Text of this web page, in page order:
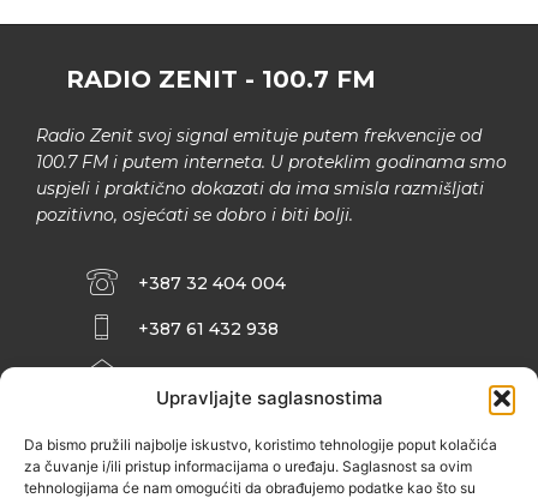
Upravljajte saglasnostima
Da bismo pružili najbolje iskustvo, koristimo tehnologije poput kolačića
za čuvanje i/ili pristup informacijama o uređaju. Saglasnost sa ovim
tehnologijama će nam omogućiti da obrađujemo podatke kao što su
RADIO ZENIT - 100.7 FM
Radio Zenit svoj signal emituje putem frekvencije od
100.7 FM i putem interneta. U proteklim godinama smo
uspjeli i praktično dokazati da ima smisla razmišljati
pozitivno, osjećati se dobro i biti bolji.
+387 32 404 004
+387 61 432 938
INFO@ZENIT.BA
ZENIČANKA, 3. SPRAT), 72000 ZENICA